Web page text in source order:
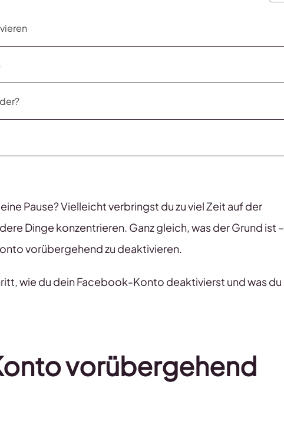
Pause? Vielleicht verbringst du zu viel Zeit auf der
Dinge konzentrieren. Ganz gleich, was der Grund ist –
vorübergehend zu deaktivieren.
wie du dein Facebook-Konto deaktivierst und was du
vorübergehend